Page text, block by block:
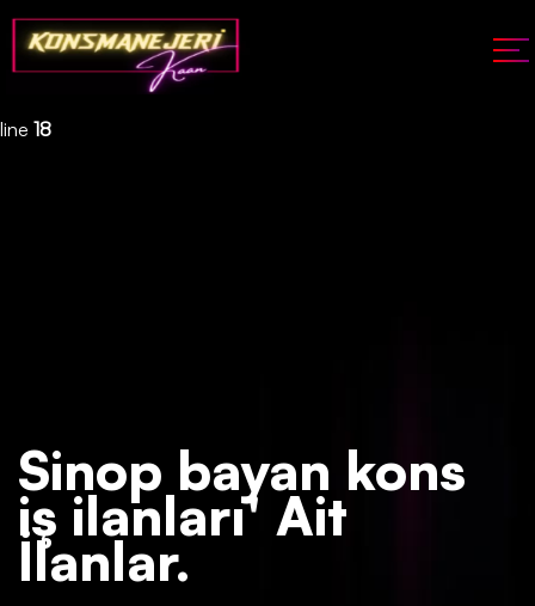
Deprecated: json_decode(): Passing null to parameter #1 ($json)
of type string is deprecated in
/home/konsmenajericom/public_html/api/kontrol/etiket.php
line 18
Sinop bayan kons
iş ilanları' Ait
İlanlar.